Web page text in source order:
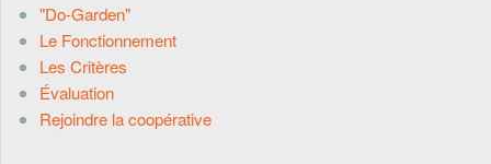
"Do-Garden"
Le Fonctionnement
Les Critères
Évaluation
Rejoindre la coopérative